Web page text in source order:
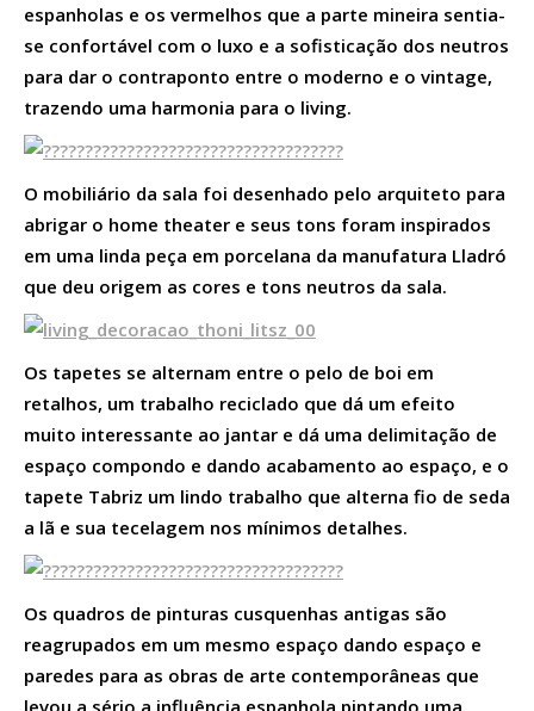
espanholas e os vermelhos que a parte mineira sentia-
se confortável com o luxo e a sofisticação dos neutros
para dar o contraponto entre o moderno e o vintage,
trazendo uma harmonia para o living.
O mobiliário da sala foi desenhado pelo arquiteto para
abrigar o home theater e seus tons foram inspirados
em uma linda peça em porcelana da manufatura Lladró
que deu origem as cores e tons neutros da sala.
Os tapetes se alternam entre o pelo de boi em
retalhos, um trabalho reciclado que dá um efeito
muito interessante ao jantar e dá uma delimitação de
espaço compondo e dando acabamento ao espaço, e o
tapete Tabriz um lindo trabalho que alterna fio de seda
a lã e sua tecelagem nos mínimos detalhes.
Os quadros de pinturas cusquenhas antigas são
reagrupados em um mesmo espaço dando espaço e
paredes para as obras de arte contemporâneas que